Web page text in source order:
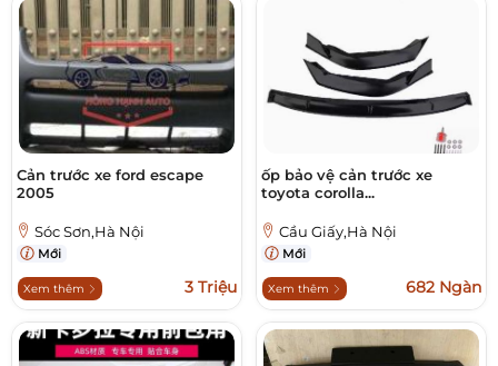
Cản trước xe ford escape
2005
Sóc Sơn,Hà Nội
Mới
Xem thêm 3 Triệu
ốp bảo vệ cản trước xe
toyota corolla...
Cầu Giấy,Hà Nội
Mới
Xem thêm 682 Ngàn